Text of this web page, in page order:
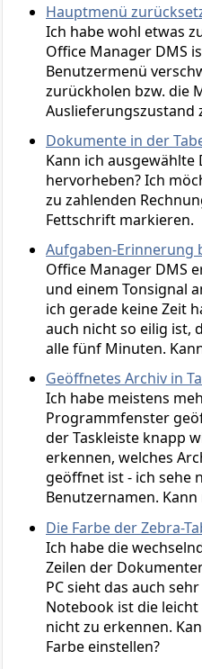
Hauptmenü
Ich habe wohl etwas
Office Manager DMS
Benutzermenü
zurückholen bzw. die
Auslieferungszustand
Dokumente in der
Kann ich
hervorheben? Ich
zu zahlenden
Fettschrift markieren.
Aufgaben-Erinnerung
Office Manager DMS
und einem Tonsignal
ich gerade keine Zeit
auch nicht so eilig ist,
alle fünf Minuten.
Geöffnetes Archiv in
Ich habe meistens
Programmfenster
der Taskleiste knapp
erkennen, welches
geöffnet ist - ich sehe
Benutzernamen.
Die Farbe der Zebra-
Ich habe die
Zeilen der
PC sieht das auch
Notebook ist die
nicht zu erkennen.
Farbe einstellen?